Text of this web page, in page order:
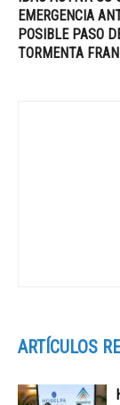
EMERGENCIA
POSIBLE PASO
TORMENTA
ARTÍCULOS